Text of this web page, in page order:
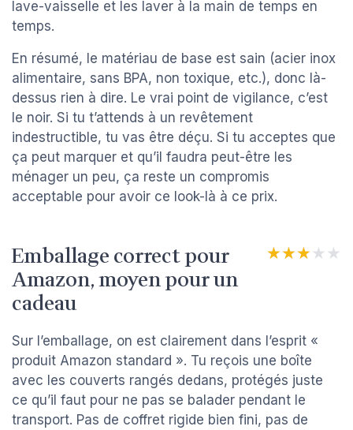
lave-vaisselle et les laver à la main de temps en
temps.
En résumé, le matériau de base est sain (acier inox
alimentaire, sans BPA, non toxique, etc.), donc là-
dessus rien à dire. Le vrai point de vigilance, c’est
le noir. Si tu t’attends à un revêtement
indestructible, tu vas être déçu. Si tu acceptes que
ça peut marquer et qu’il faudra peut-être les
ménager un peu, ça reste un compromis
acceptable pour avoir ce look-là à ce prix.
Emballage correct pour
Amazon, moyen pour un
cadeau
★★★★★
★★★★★
Sur l’emballage, on est clairement dans l’esprit «
produit Amazon standard ». Tu reçois une boîte
avec les couverts rangés dedans, protégés juste
ce qu’il faut pour ne pas se balader pendant le
transport. Pas de coffret rigide bien fini, pas de